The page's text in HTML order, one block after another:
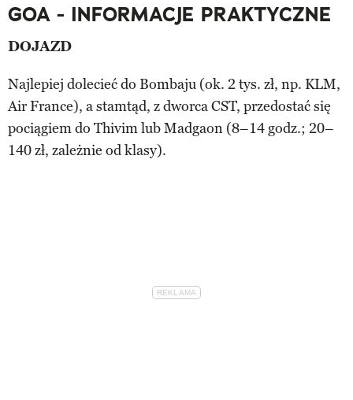
GOA - INFORMACJE PRAKTYCZNE
DOJAZD
Najlepiej dolecieć do Bombaju (ok. 2 tys. zł, np. KLM,
Air France), a stamtąd, z dworca CST, przedostać się
pociągiem do Thivim lub Madgaon (8–14 godz.; 20–
140 zł, zależnie od klasy).